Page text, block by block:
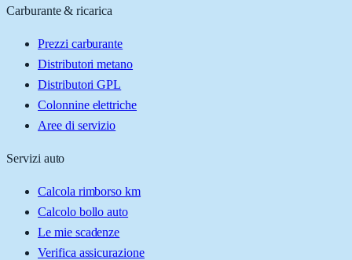
Carburante & ricarica
Prezzi carburante
Distributori metano
Distributori GPL
Colonnine elettriche
Aree di servizio
Servizi auto
Calcola rimborso km
Calcolo bollo auto
Le mie scadenze
Verifica assicurazione